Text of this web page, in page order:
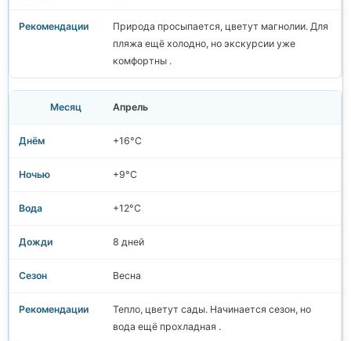
Природа просыпается, цветут магнолии. Для
пляжа ещё холодно, но экскурсии уже
комфортны .
Апрель
+16°C
+9°C
+12°C
8 дней
Весна
Тепло, цветут сады. Начинается сезон, но
вода ещё прохладная .